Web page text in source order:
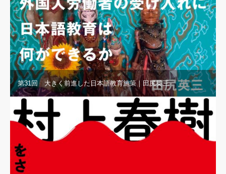
第31回 大きく前進した日本語教育施策｜田尻英三